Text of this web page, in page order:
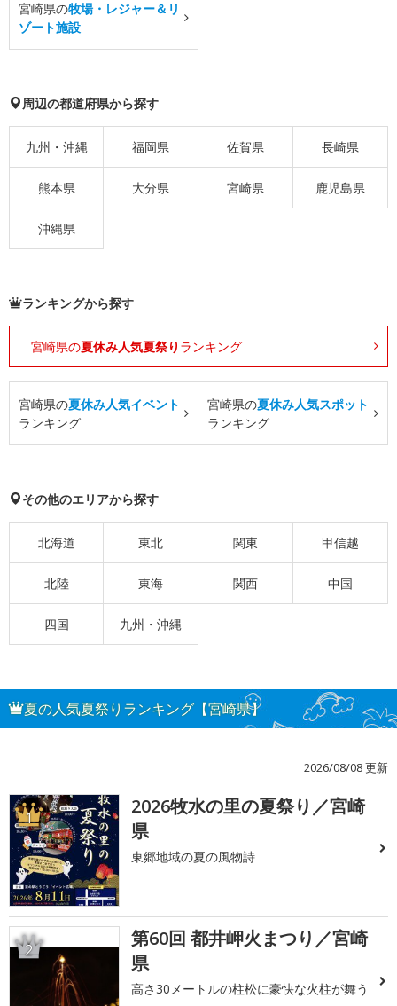
宮崎県の牧場・レジャー＆リ
ゾート施設
周辺の都道府県から探す
九州・沖縄 福岡県 佐賀県 長崎県
熊本県 大分県 宮崎県 鹿児島県
沖縄県
ランキングから探す
宮崎県の夏休み人気夏祭り ランキング
宮崎県の夏休み人気イベント
ランキング
宮崎県の夏休み人気スポット
ランキング
その他のエリアから探す
北海道 東北 関東 甲信越
北陸 東海 関西 中国
四国 九州・沖縄
夏の人気夏祭りランキング【宮崎県】
2026/08/08 更新
1
2026牧水の里の夏祭り／宮崎
県
東郷地域の夏の風物詩
2
第60回 都井岬火まつり／宮崎
県
高さ30メートルの柱松に豪快な火柱が舞う